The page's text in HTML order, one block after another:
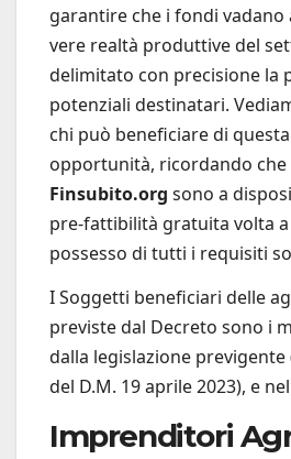
garantire che i fondi
vere realtà produttive del
delimitato con precisione la
potenziali destinatari.
chi può beneficiare di
opportunità, ricordando che
Finsubito.org sono a
pre-fattibilità gratuita volta
possesso di tutti i requisiti
I Soggetti beneficiari delle
previste dal Decreto sono i
dalla legislazione previgente
del D.M. 19 aprile 2023), e
Imprenditori